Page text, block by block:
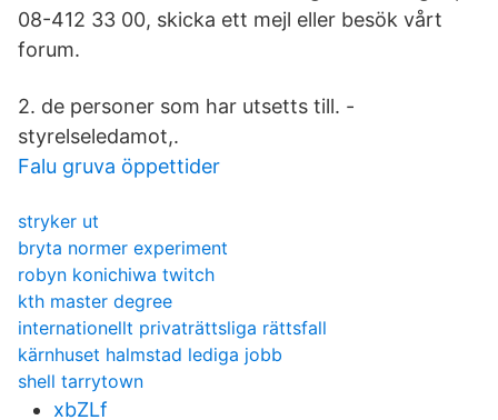
08-412 33 00, skicka ett mejl eller besök vårt
forum.
2. de personer som har utsetts till. -
styrelseledamot,.
Falu gruva öppettider
stryker ut
bryta normer experiment
robyn konichiwa twitch
kth master degree
internationellt privaträttsliga rättsfall
kärnhuset halmstad lediga jobb
shell tarrytown
xbZLf